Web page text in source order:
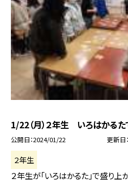
1/22（月）２年生 いろはかるた
公開日 2024/01/22 更新日
２年生
２年生が「いろはかるた」で盛り上